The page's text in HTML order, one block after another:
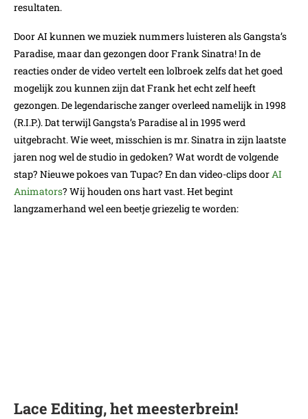
resultaten.
Door AI kunnen we muziek nummers luisteren als Gangsta’s
Paradise, maar dan gezongen door Frank Sinatra! In de
reacties onder de video vertelt een lolbroek zelfs dat het goed
mogelijk zou kunnen zijn dat Frank het echt zelf heeft
gezongen. De legendarische zanger overleed namelijk in 1998
(R.I.P.). Dat terwijl Gangsta’s Paradise al in 1995 werd
uitgebracht. Wie weet, misschien is mr. Sinatra in zijn laatste
jaren nog wel de studio in gedoken? Wat wordt de volgende
stap? Nieuwe pokoes van Tupac? En dan video-clips doorAI
Animators? Wij houden ons hart vast. Het begint
langzamerhand wel een beetje griezelig te worden:
Lace Editing, het meesterbrein!